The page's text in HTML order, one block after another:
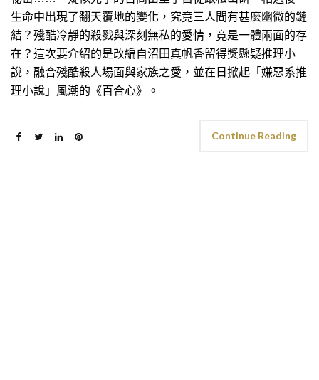
生命中出現了翻天覆地的變化，究竟三人間有甚麼幽微的鏈
結？殘酷冷靜的殺戮與深刻無私的愛情，竟是一體兩面的存
在？這次要介紹的是改編自沼田真帆香留得獎懸疑推理小
說，融合殘酷殺人場面與家族之愛，並在日掀起「嫌惡系推
理小說」風潮的《百合心》。
Continue Reading